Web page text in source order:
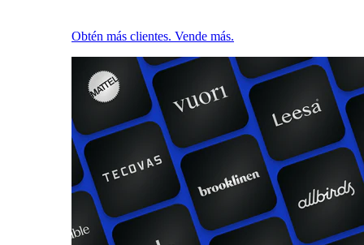
Obtén más clientes. Vende más.